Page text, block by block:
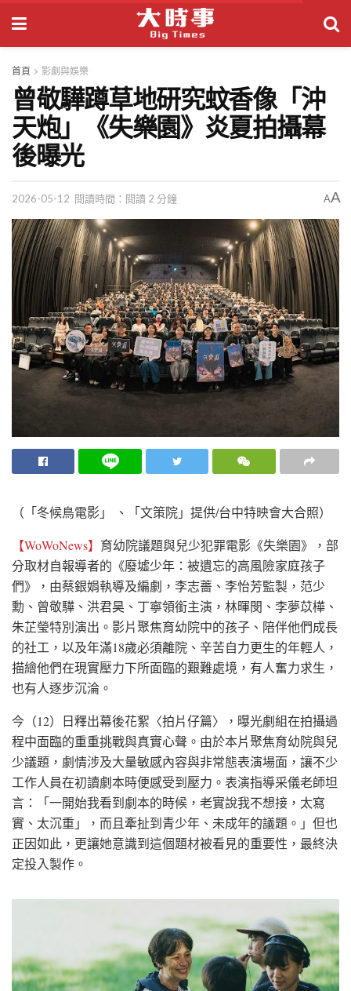
首頁 影劇與娛樂
曾敬驊蹲草地研究蚊香像「沖
天炮」《失樂園》炎夏拍攝幕
後曝光
2026-05-12 閱讀時間：閱讀 2 分鐘 AA
（「冬候鳥電影」 、「文策院」提供/台中特映會大合照）
【WoWoNews】 育幼院議題與兒少犯罪電影《失樂園》，部
分取材自報導者的《廢墟少年：被遺忘的高風險家庭孩子
們》，由蔡銀娟執導及編劇，李志薔、李怡芳監製，范少
勳、曾敬驊、洪君昊、丁寧領銜主演，林暉閔、李夢苡樺、
朱芷瑩特別演出。影片聚焦育幼院中的孩子、陪伴他們成長
的社工，以及年滿18歲必須離院、辛苦自力更生的年輕人，
描繪他們在現實壓力下所面臨的艱難處境，有人奮力求生，
也有人逐步沉淪。
今（12）日釋出幕後花絮〈拍片仔篇〉，曝光劇組在拍攝過
程中面臨的重重挑戰與真實心聲。由於本片聚焦育幼院與兒
少議題，劇情涉及大量敏感內容與非常態表演場面，讓不少
工作人員在初讀劇本時便感受到壓力。表演指導采儀老師坦
言：「一開始我看到劇本的時候，老實說我不想接，太寫
實、太沉重」，而且牽扯到青少年、未成年的議題。」但也
正因如此，更讓她意識到這個題材被看見的重要性，最終決
定投入製作。